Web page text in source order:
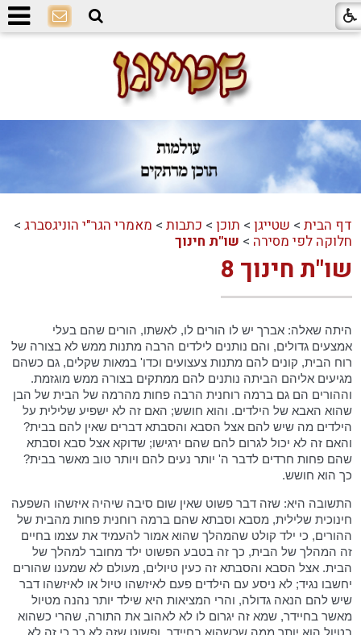
דף הבית > שטייגן > תוכן > כתבות > מאמרי הגר"י הוניגסברג >
חלוקה לפי מסירה > שו"ת חינוך
שו"ת חינוך 8
היתה שאלה: אברך יש לו הורים לו, לאשתו, הורים שהם בעלי
אמצעים גדולים, והם נותנים לילדים הרבה מתנות ממש לא בצורה של
רוח הבית, קונים להם מתנות צעצועים וכדו' במאות שקלים, גם כשהם
מגיעים אליהם הביתה נותנים להם ממתקים בצורה ממש מוגזמת.
וההורים הם גם ברמה רוחנית הרבה פחות מהרמה של הבית של הבן
שהוא האבא של הילדים. והוא חושש; האם זה לא ישפיע שלילית על
הילדים מה שיש להם אצל הסבא והסבתא דברים שאין להם בבית?
והאם זה לא יכול לגרום להם שהם ירגישו; שדוקא אצל סבא וסבתא
שהם פחות חרדים לדבר ה' יותר נעים להם ויותר טוב מאשר בבית?
כך הוא חושש.
התשובה היא: שזה דבר פשוט שאין שום סיבה שיהיה איזשהו השפעה
חינוכית שלילית, מסבא וסבתא שהם ברמה רוחנית פחות מהבית של
ההורים, כי ילד קולט שהמהלך שהוא אמור להעמיד את עצמו בחיים
זה המהלך של הבית, כך זה בטבע הפשוט ילד מחובר למהלך של
הבית. אצל הסבא והסבתא זה כעין טיולים, מעולם לא שמענו שהורים
יחשבו נגיד; לא ניסע עם הילדים פעם לאיזשהו טיול או לאיזשהו דבר
שיש להם הנאה גדולה, והרי המציאות היא שילד יותר נהנה מטיול
מאשר בחיידר, שמא זה יגרום לו לא לאהוב את התורה, שהרי כשהוא
בטיול הוא יותר ממה שכשהוא בחיידר, ופשוט שזה לא כך כי זה לא